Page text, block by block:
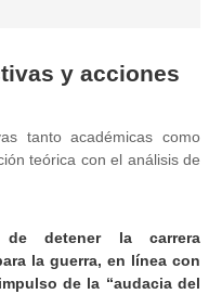
y acciones
tanto académicas como
teórica con el análisis de
detener la carrera
la guerra, en línea con
de la “audacia del